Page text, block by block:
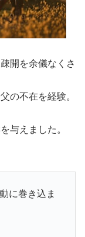
開を余儀なくさ
の不在を経験。
与えました。
に巻き込ま